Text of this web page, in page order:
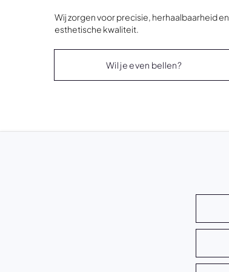
Wij zorgen voor precisie, herhaalbaarheid en
esthetische kwaliteit.
Wil je even bellen?